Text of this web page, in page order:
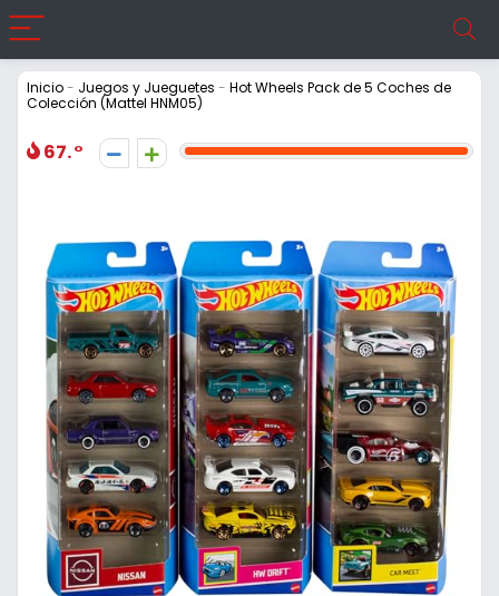
Inicio- Juegos y Jueguetes - Hot Wheels Pack de 5 Coches de
Colección (Mattel HNM05)
67.